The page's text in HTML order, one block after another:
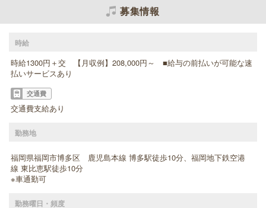
募集情報
時給
時給1300円＋交 【月収例】208,000円～ ■給与の前払いが可能な速
払いサービスあり
交通費
交通費支給あり
勤務地
福岡県福岡市博多区 鹿児島本線 博多駅徒歩10分、福岡地下鉄空港
線 東比恵駅徒歩10分
※車通勤可
勤務曜日・頻度